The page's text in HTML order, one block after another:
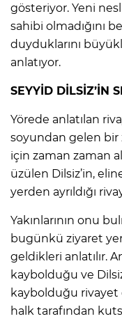
gösteriyor. Yeni
sahibi olmadığını
duyduklarını
anlatıyor.
SEYYİD DİLSİZ’İN
Yörede anlatılan
soyundan gelen bir
için zaman zaman
üzülen Dilsiz’in,
yerden ayrıldığı
Yakınlarının onu
bugünkü ziyaret
geldikleri anlatılır.
kaybolduğu ve
kaybolduğu rivayet
halk tarafından